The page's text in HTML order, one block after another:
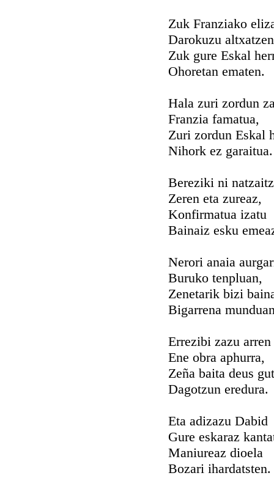
Zuk Franziako
Darokuzu
Zuk gure Eskal
Ohoretan ematen.
Hala zuri zordun
Franzia famatua,
Zuri zordun Eskal
Nihork ez garaitua.
Bereziki ni
Zeren eta zureaz,
Konfirmatua izatu
Bainaiz esku
Nerori anaia
Buruko tenpluan,
Zenetarik bizi
Bigarrena
Errezibi zazu arren
Ene obra aphurra,
Zeña baita deus
Dagotzun eredura.
Eta adizazu Dabid
Gure eskaraz
Maniureaz dioela
Bozari ihardatsten.